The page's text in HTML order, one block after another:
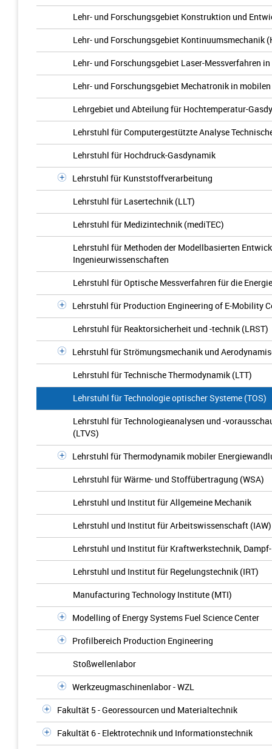
Lehr- und Forschungsgebiet Konstruktion und
Lehr- und Forschungsgebiet Kontinuumsmechanik
Lehr- und Forschungsgebiet Laser-Messverfahren
Lehr- und Forschungsgebiet Mechatronik in
Lehrgebiet und Abteilung für Hochtemperatur-
Lehrstuhl für Computergestützte Analyse
Lehrstuhl für Hochdruck-Gasdynamik
Lehrstuhl für Kunststoffverarbeitung
Lehrstuhl für Lasertechnik (LLT)
Lehrstuhl für Medizintechnik (mediTEC)
Lehrstuhl für Methoden der Modellbasierten
Ingenieurwissenschaften
Lehrstuhl für Optische Messverfahren für die
Lehrstuhl für Production Engineering of E-Mobility
Lehrstuhl für Reaktorsicherheit und -technik (LRST)
Lehrstuhl für Strömungsmechanik und
Lehrstuhl für Technische Thermodynamik (LTT)
Lehrstuhl für Technologie optischer Systeme (TOS)
Lehrstuhl für Technologieanalysen und -
(LTVS)
Lehrstuhl für Thermodynamik mobiler
Lehrstuhl für Wärme- und Stoffübertragung (WSA)
Lehrstuhl und Institut für Allgemeine Mechanik
Lehrstuhl und Institut für Arbeitswissenschaft (IAW)
Lehrstuhl und Institut für Kraftwerkstechnik,
Lehrstuhl und Institut für Regelungstechnik (IRT)
Manufacturing Technology Institute (MTI)
Modelling of Energy Systems Fuel Science Center
Profilbereich Production Engineering
Stoßwellenlabor
Werkzeugmaschinenlabor - WZL
Fakultät 5 - Georessourcen und Materialtechnik
Fakultät 6 - Elektrotechnik und Informationstechnik